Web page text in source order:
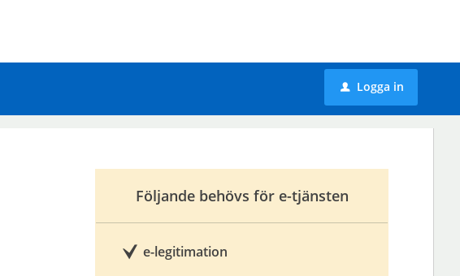
u Logga in
Följande behövs för e-tjänsten
e-legitimation